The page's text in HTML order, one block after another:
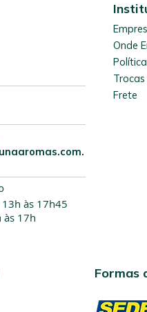
às 17h45
às 17h
Onde
Frete
Formas